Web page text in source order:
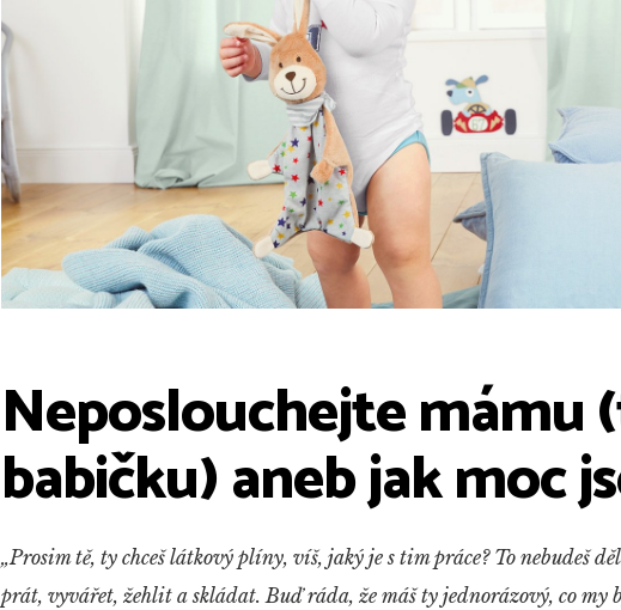
Neposlouchejte mámu
babičku) aneb jak moc
„Prosim tě, ty chceš látkový plíny, víš, jaký je s tim práce? To nebudeš
prát, vyvářet, žehlit a skládat. Buď ráda, že máš ty jednorázový, co my